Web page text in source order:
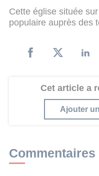
Cette église située
populaire auprès des
Cet article a
Ajouter
Commentaires